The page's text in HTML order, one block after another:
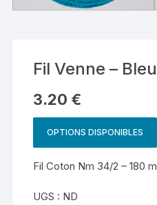
Fil Venne – Bleu
3.20 €
OPTIONS DISPONIBLES
Fil Coton Nm 34/2 – 180 m
UGS : ND